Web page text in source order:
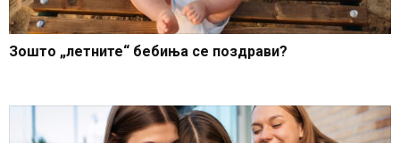
Зошто „летните“ бебиња се поздрави?